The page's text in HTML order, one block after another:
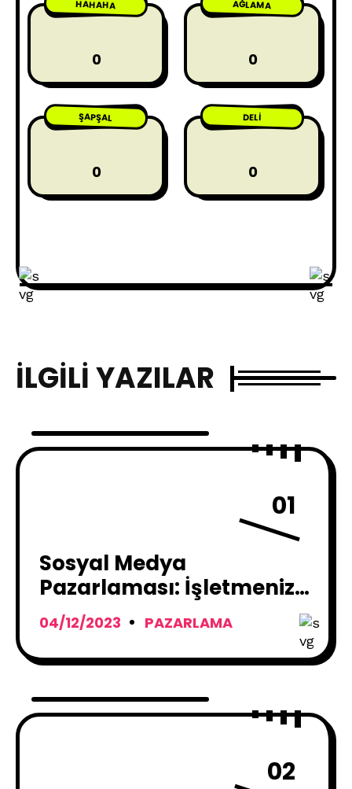
HAHAHA
0
AĞLAMA
0
ŞAPŞAL
0
DELI
0
İLGILI YAZILAR
01
Sosyal Medya
Pazarlaması: İşletmenizi
Büyütmenin Sırrı
04/12/2023 PAZARLAMA
02